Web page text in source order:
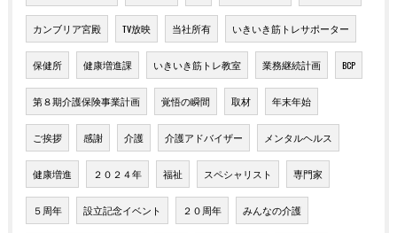
カンブリア宮殿 TV放映 当社所有 いきいき筋トレサポーター
保健所 健康増進課 いきいき筋トレ教室 業務継続計画 BCP
第８期介護保険事業計画 覚悟の瞬間 取材 年末年始
ご挨拶 感謝 介護 介護アドバイザー メンタルヘルス
健康増進 ２０２４年 福祉 スペシャリスト 専門家
５周年 設立記念イベント ２０周年 みんなの介護